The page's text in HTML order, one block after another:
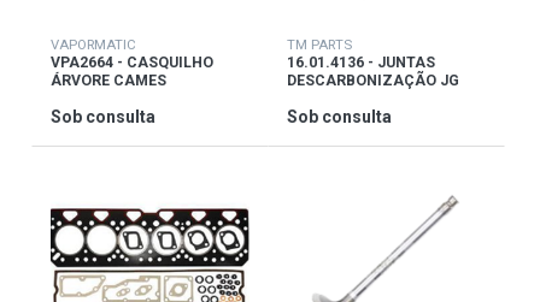
VAPORMATIC
VPA2664 - CASQUILHO
ÁRVORE CAMES
Sob consulta
TM PARTS
16.01.4136 - JUNTAS
DESCARBONIZAÇÃO JG
Sob consulta